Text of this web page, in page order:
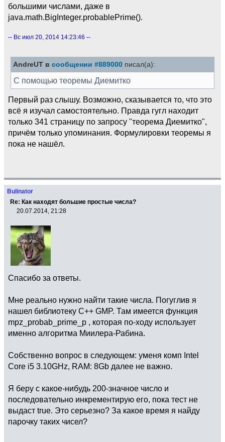
большими числами, даже в
java.math.BigInteger.probablePrime().
-- Вс июл 20, 2014 14:23:46 --
AndreUT в сообщении #889000 писал(а):
С помощью теоремы Диемитко
Первый раз слышу. Возможно, сказывается то, что это
всё я изучал самостоятельно. Правда гугл находит
только 341 страницу по запросу "теорема Диемитко",
причём только упоминания. Формулировки теоремы я
пока не нашёл.
Bulinator
Re: Как находят большие простые числа?
20.07.2014, 21:28
Спасибо за ответы.
Мне реально нужно найти такие числа. Погуглив я
нашел библиотеку C++ GMP. Там имеется функция
mpz_probab_prime_p , которая по-ходу использует
именно алгоритма Миилера-Рабина.
Собственно вопрос в следующем: уменя комп Intel
Core i5 3.10GHz, RAM: 8Gb далее не важно.
Я беру с какое-нибудь 200-значное число и
последовательно инкрементирую его, пока тест не
выдаст true. Это серьезно? За какое время я найду
парочку таких чисел?